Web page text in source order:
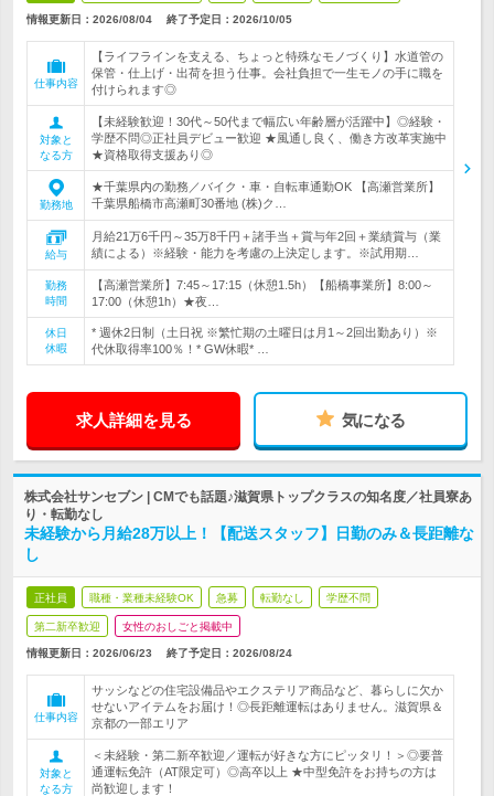
情報更新日：2026/08/04 終了予定日： 2026/10/05
仕事内容
【ライフラインを支える、ちょっと特殊なモノづくり】水道管の
保管・仕上げ・出荷を担う仕事。会社負担で一生モノの手に職を
付けられます◎
対象と
なる方
【未経験歓迎！30代～50代まで幅広い年齢層が活躍中】◎経験・
学歴不問◎正社員デビュー歓迎 ★風通し良く、働き方改革実施中
★資格取得支援あり◎
勤務地
★千葉県内の勤務／バイク・車・自転車通勤OK 【高瀬営業所】
千葉県船橋市高瀬町30番地 (株)ク…
給与
月給21万6千円～35万8千円＋諸手当＋賞与年2回＋業績賞与（業
績による）※経験・能力を考慮の上決定します。※試用期…
勤務
時間
【高瀬営業所】7:45～17:15（休憩1.5h）【船橋事業所】8:00～
17:00（休憩1h）★夜…
休日
休暇
* 週休2日制（土日祝 ※繁忙期の土曜日は月1～2回出勤あり）※
代休取得率100％！* GW休暇* …
求人詳細を見る 気になる
株式会社サンセブン | CMでも話題♪滋賀県トップクラスの知名度／社員寮あ
り・転勤なし
未経験から月給28万以上！【配送スタッフ】日勤のみ＆長距離な
し
正社員 職種・業種未経験OK 急募 転勤なし 学歴不問
第二新卒歓迎 女性のおしごと掲載中
情報更新日：2026/06/23 終了予定日： 2026/08/24
仕事内容
サッシなどの住宅設備品やエクステリア商品など、暮らしに欠か
せないアイテムをお届け！◎長距離運転はありません。滋賀県＆
京都の一部エリア
対象と
なる方
＜未経験・第二新卒歓迎／運転が好きな方にピッタリ！＞◎要普
通運転免許（AT限定可）◎高卒以上 ★中型免許をお持ちの方は
尚歓迎します！